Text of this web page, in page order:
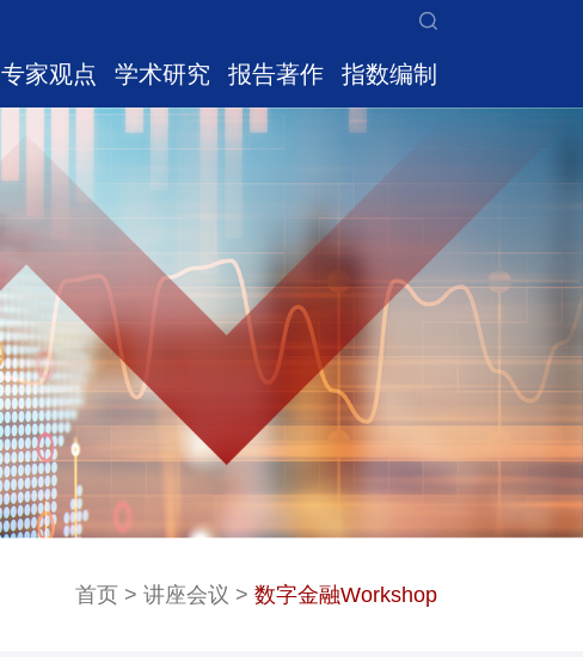
专家观点 学术研究 报告著作 指数编制
首页 > 讲座会议 > 数字金融Workshop